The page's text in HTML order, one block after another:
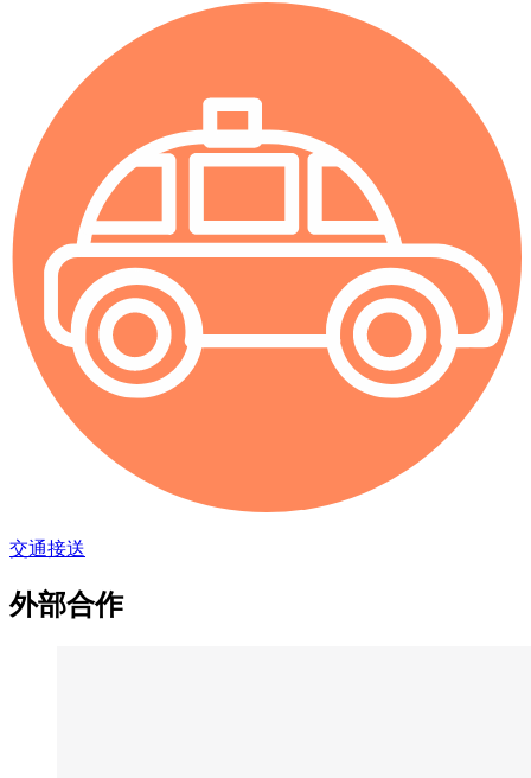
交通接送
外部合作